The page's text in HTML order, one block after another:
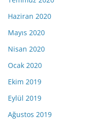
Haziran 2020
Mayıs 2020
Nisan 2020
Ocak 2020
Ekim 2019
Eylül 2019
Ağustos 2019